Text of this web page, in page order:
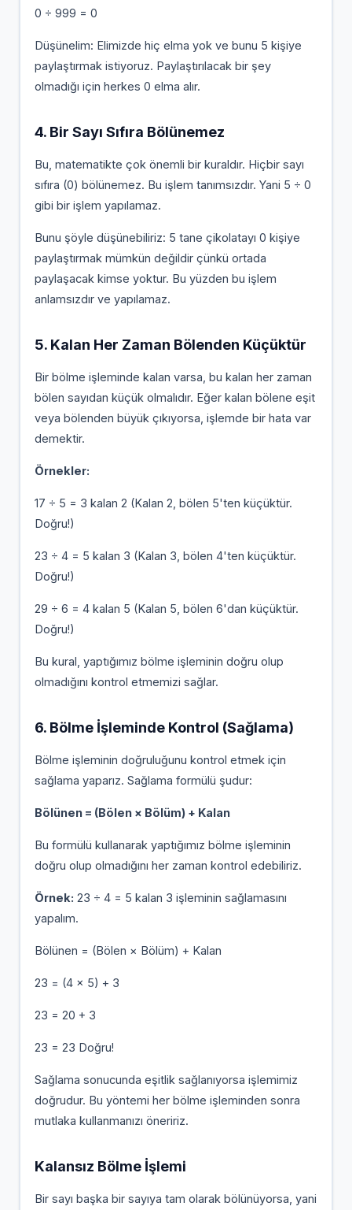
0 ÷ 999 = 0
Düşünelim: Elimizde hiç elma yok ve bunu 5 kişiye
paylaştırmak istiyoruz. Paylaştırılacak bir şey
olmadığı için herkes 0 elma alır.
4. Bir Sayı Sıfıra Bölünemez
Bu, matematikte çok önemli bir kuraldır. Hiçbir sayı
sıfıra (0) bölünemez. Bu işlem tanımsızdır. Yani 5 ÷ 0
gibi bir işlem yapılamaz.
Bunu şöyle düşünebiliriz: 5 tane çikolatayı 0 kişiye
paylaştırmak mümkün değildir çünkü ortada
paylaşacak kimse yoktur. Bu yüzden bu işlem
anlamsızdır ve yapılamaz.
5. Kalan Her Zaman Bölenden Küçüktür
Bir bölme işleminde kalan varsa, bu kalan her zaman
bölen sayıdan küçük olmalıdır. Eğer kalan bölene eşit
veya bölenden büyük çıkıyorsa, işlemde bir hata var
demektir.
Örnekler:
17 ÷ 5 = 3 kalan 2 (Kalan 2, bölen 5'ten küçüktür.
Doğru!)
23 ÷ 4 = 5 kalan 3 (Kalan 3, bölen 4'ten küçüktür.
Doğru!)
29 ÷ 6 = 4 kalan 5 (Kalan 5, bölen 6'dan küçüktür.
Doğru!)
Bu kural, yaptığımız bölme işleminin doğru olup
olmadığını kontrol etmemizi sağlar.
6. Bölme İşleminde Kontrol (Sağlama)
Bölme işleminin doğruluğunu kontrol etmek için
sağlama yaparız. Sağlama formülü şudur:
Bölünen = (Bölen × Bölüm) + Kalan
Bu formülü kullanarak yaptığımız bölme işleminin
doğru olup olmadığını her zaman kontrol edebiliriz.
Örnek: 23 ÷ 4 = 5 kalan 3 işleminin sağlamasını
yapalım.
Bölünen = (Bölen × Bölüm) + Kalan
23 = (4 × 5) + 3
23 = 20 + 3
23 = 23 Doğru!
Sağlama sonucunda eşitlik sağlanıyorsa işlemimiz
doğrudur. Bu yöntemi her bölme işleminden sonra
mutlaka kullanmanızı öneririz.
Kalansız Bölme İşlemi
Bir sayı başka bir sayıya tam olarak bölünüyorsa, yani